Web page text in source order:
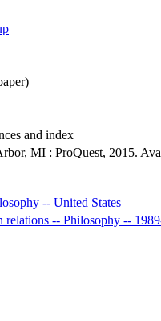
and index
MI : ProQuest, 2015.
-- United States
relations -- Philosophy --